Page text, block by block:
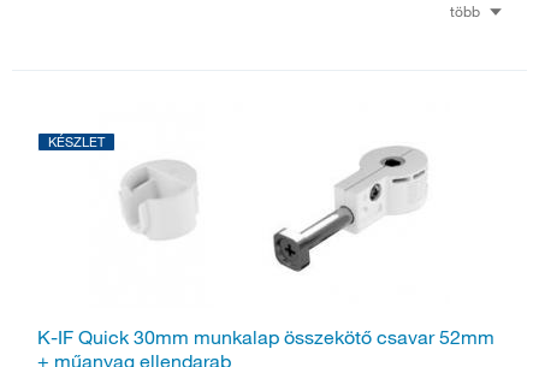
több
KÉSZLET
K-IF Quick 30mm munkalap összekötő csavar 52mm
+ műanyag ellendarab